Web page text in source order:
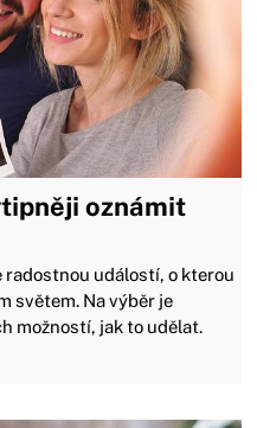
oznámit
radostnou událostí, o kterou
světem. Na výběr je
možností, jak to udělat.